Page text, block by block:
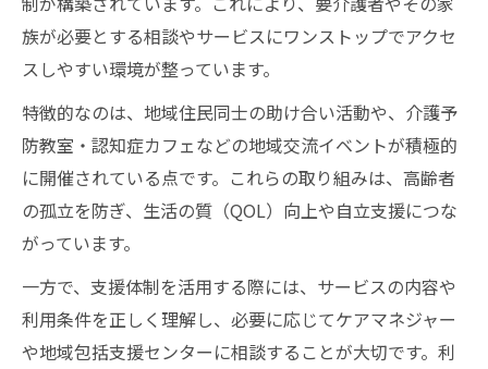
魅力
自宅介護と施設介護の安心感はどう違うの
高齢者介護で家族が直面する負担と支援策
プロ意識が支える施設介護の安心ポイント
本人と家族が考える介護先の傾向と理由
高齢者介護で本人が希望する場所の実態調
査
家族が高齢者介護先を選ぶ際に重視する点
高齢社会白書が示す介護希望先の傾向分析
族が必要とする相談やサービスにワンストップでアクセ
スしやすい環境が整っています。
特徴的なのは、地域住民同士の助け合い活動や、介護予
防教室・認知症カフェなどの地域交流イベントが積極的
に開催されている点です。これらの取り組みは、高齢者
の孤立を防ぎ、生活の質（QOL）向上や自立支援につな
がっています。
一方で、支援体制を活用する際には、サービスの内容や
利用条件を正しく理解し、必要に応じてケアマネジャー
や地域包括支援センターに相談することが大切です。利